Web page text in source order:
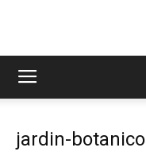
jardin-botanico